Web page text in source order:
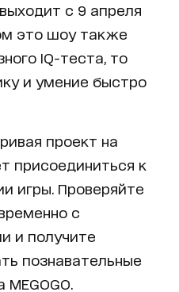
выходит с 9 апреля
это шоу также
IQ-теста, то
и умение быстро
проект на
присоединиться к
игры. Проверяйте
с
и получите
познавательные